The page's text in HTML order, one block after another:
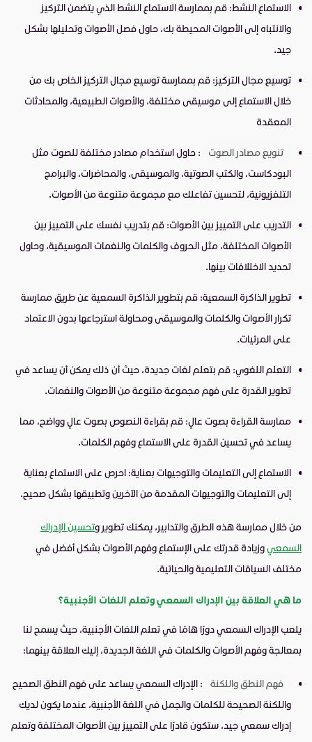
الاستماع النشط: قم بممارسة الاستماع النشط الذي يتضمن التركيز
والانتباه إلى الأصوات المحيطة بك، حاول فصل الأصوات وتحليلها بشكل
جيد.
توسيع مجال التركيز: قم بممارسة توسيع مجال التركيز الخاص بك من
خلال الاستماع إلى موسيقى مختلفة، والأصوات الطبيعية، والمحادثات
المعقدة
تنويع مصادر الصوت
: حاول استخدام مصادر مختلفة للصوت مثل
البودكاست، والكتب الصوتية، والموسيقى، والمحاضرات، والبرامج
التلفزيونية، لتحسين تفاعلك مع مجموعة متنوعة من الأصوات.
التدريب على التمييز بين الأصوات: قم بتدريب نفسك على التمييز بين
الأصوات المختلفة، مثل الحروف والكلمات والنغمات الموسيقية، وحاول
تحديد الاختلافات بينها.
تطوير الذاكرة السمعية: قم بتطوير الذاكرة السمعية عن طريق ممارسة
تكرار الأصوات والكلمات والموسيقى ومحاولة استرجاعها بدون الاعتماد
على المرئيات.
التعلم اللغوي: قم بتعلم لغات جديدة، حيث أن ذلك يمكن أن يساعد في
تطوير القدرة على فهم مجموعة متنوعة من الأصوات والنغمات.
ممارسة القراءة بصوت عالٍ: قم بقراءة النصوص بصوت عالٍ وواضح، مما
يساعد في تحسين القدرة على الاستماع وفهم الكلمات.
الاستماع إلى التعليمات والتوجيهات بعناية: احرص على الاستماع بعناية
إلى التعليمات والتوجيهات المقدمة من الآخرين وتطبيقها بشكل صحيح.
من خلال ممارسة هذه الطرق والتدابير، يمكنك تطوير وتحسين الإدراك
السمعيوزيادة قدرتك على الإستماع وفهم الأصوات بشكل أفضل في
مختلف السياقات التعليمية والحياتية.
ما هي العلاقة بين الإدراك السمعي وتعلم اللغات الأجنبية؟
يلعب الإدراك السمعي دورًا هامًا في تعلم اللغات الأجنبية، حيث يسمح لنا
بمعالجة وفهم الأصوات والكلمات في اللغة الجديدة، إليك العلاقة بينهما:
فهم النطق واللكنة
: الإدراك السمعي يساعد على فهم النطق الصحيح
واللكنة الصحيحة للكلمات والجمل في اللغة الأجنبية، عندما يكون لديك
إدراك سمعي جيد، ستكون قادرًا على التمييز بين الأصوات المختلفة وتعلم